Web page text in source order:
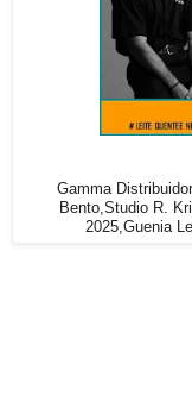
Gamma
Bento,Studio R.
2025,Guenia